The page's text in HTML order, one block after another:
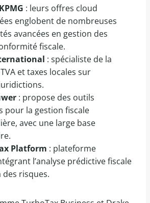
: leurs offres cloud
englobent de nombreuses
avancées en gestion des
fiscale.
: spécialiste de la
et taxes locales sur
: propose des outils
pour la gestion fiscale
avec une large base
Platform : plateforme
l’analyse prédictive fiscale
des risques.